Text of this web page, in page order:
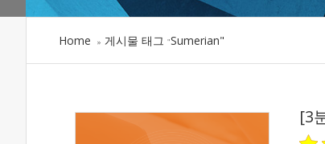
Home » 게시물 태그 "Sumerian"
[3